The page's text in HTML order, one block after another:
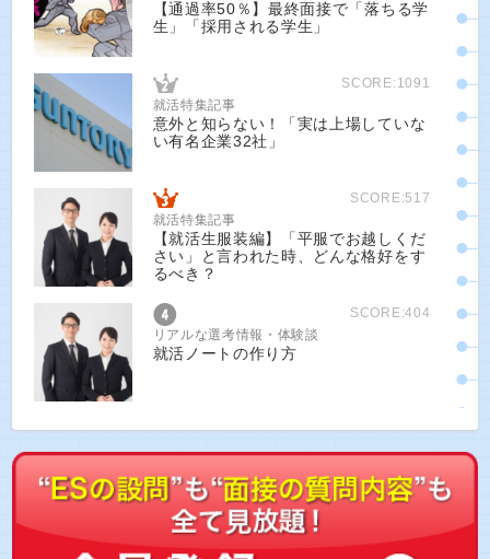
【通過率50％】最終面接で「落ちる学
生」「採用される学生」
SCORE:1091
就活特集記事
意外と知らない！「実は上場していな
い有名企業32社」
SCORE:517
就活特集記事
【就活生服装編】「平服でお越しくだ
さい」と言われた時、どんな格好をす
るべき？
SCORE:404
リアルな選考情報・体験談
就活ノートの作り方